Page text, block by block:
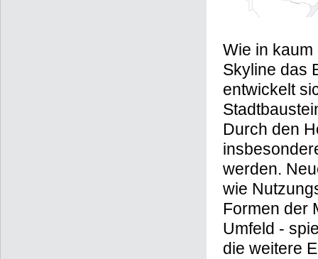
Wie in
Skyline das
entwickelt
Durch den
werden.
wie
Formen der
Umfeld -
die weitere